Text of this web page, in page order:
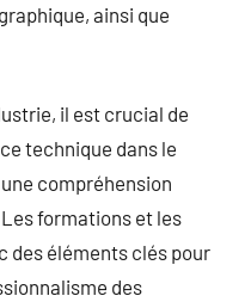
ainsi que
il est crucial de
technique dans le
compréhension
formations et les
des éléments clés pour
des